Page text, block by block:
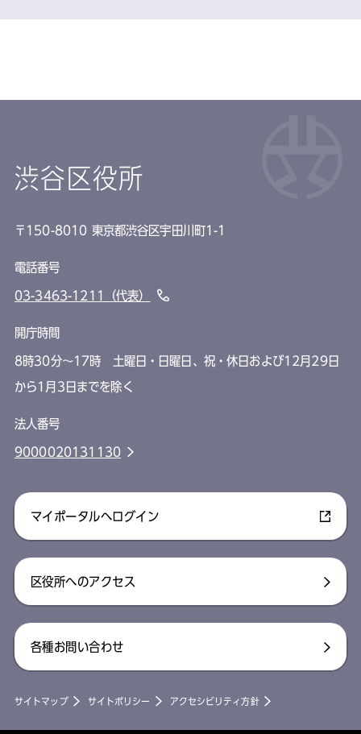
渋谷区役所
〒150-8010 東京都渋谷区宇田川町1-1
電話番号
03-3463-1211（代表）
開庁時間
8時30分～17時 土曜日・日曜日、祝・休日および12月29日
から1月3日までを除く
法人番号
9000020131130
マイポータルへログイン
区役所へのアクセス
各種お問い合わせ
サイトマップ サイトポリシー アクセシビリティ方針